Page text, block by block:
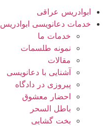
ابوادریس عراقی
خدمات دعانویسی ابوادریس
خدمات ما
نمونه طلسمات
مقالات
آشنایی با دعانویسی
پیروزی در دادگاه
احضار معشوق
باطل السحر
بخت گشایی